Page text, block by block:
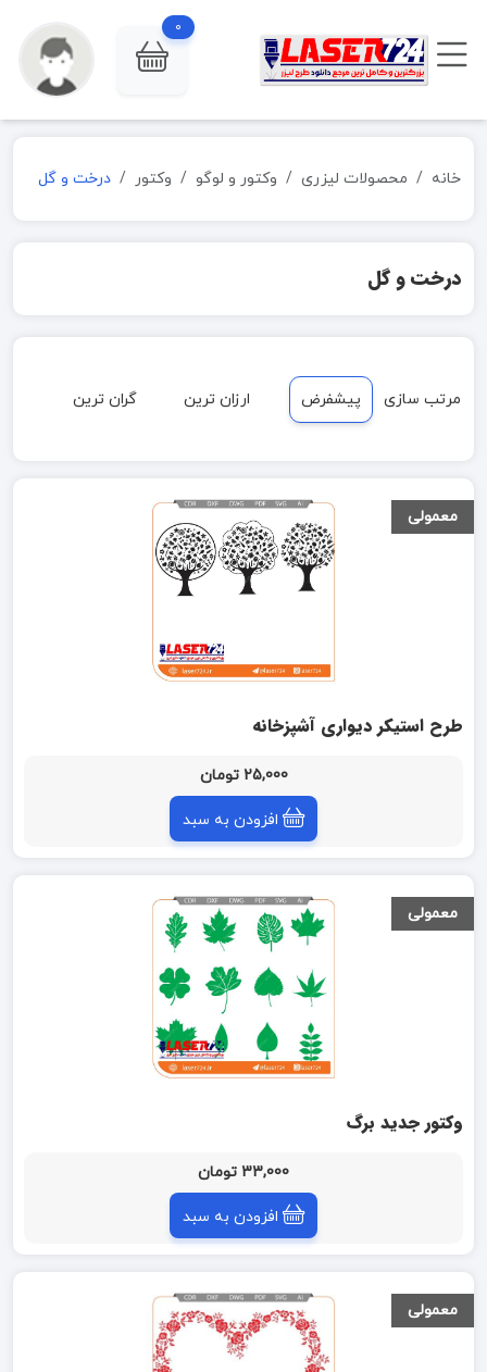
0
خانه محصولات لیزری وکتور و لوگو وکتور درخت و گل
درخت و گل
مرتب سازی پیشفرض ارزان ترین گران ترین
معمولی
طرح استیکر دیواری آشپزخانه
25,000 تومان
افزودن به سبد
معمولی
وکتور جدید برگ
33,000 تومان
افزودن به سبد
معمولی